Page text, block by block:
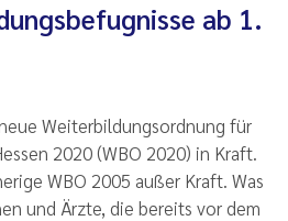
ab 1.
Weiterbildungsordnung für
2020 (WBO 2020) in Kraft.
WBO 2005 außer Kraft. Was
und Ärzte, die bereits vor dem